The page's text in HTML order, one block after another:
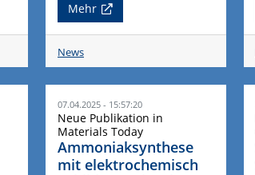
Mehr
News
07.04.2025 - 15:57:20
Neue Publikation in
Materials Today
Ammoniaksynthese
mit elektrochemisch